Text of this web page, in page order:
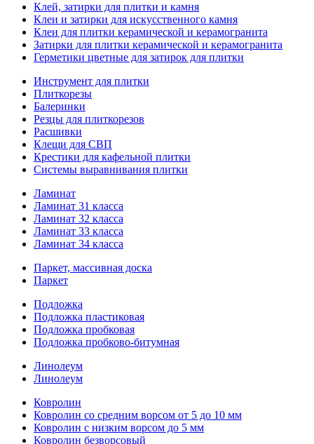
Клей, затирки для плитки и камня
Клеи и затирки для искусственного камня
Клеи для плитки керамической и керамогранита
Затирки для плитки керамической и керамогранита
Герметики цветные для затирок для плитки
Инструмент для плитки
Плиткорезы
Балеринки
Резцы для плиткорезов
Расшивки
Клещи для СВП
Крестики для кафельной плитки
Системы выравнивания плитки
Ламинат
Ламинат 31 класса
Ламинат 32 класса
Ламинат 33 класса
Ламинат 34 класса
Паркет, массивная доска
Паркет
Подложка
Подложка пластиковая
Подложка пробковая
Подложка пробково-битумная
Линолеум
Линолеум
Ковролин
Ковролин со средним ворсом от 5 до 10 мм
Ковролин с низким ворсом до 5 мм
Ковролин безворсовый